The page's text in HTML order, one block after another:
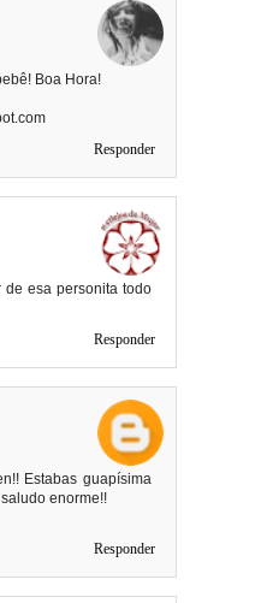
Boa Hora!
Responder
de esa personita todo
Responder
Estabas guapísima
enorme!!
Responder